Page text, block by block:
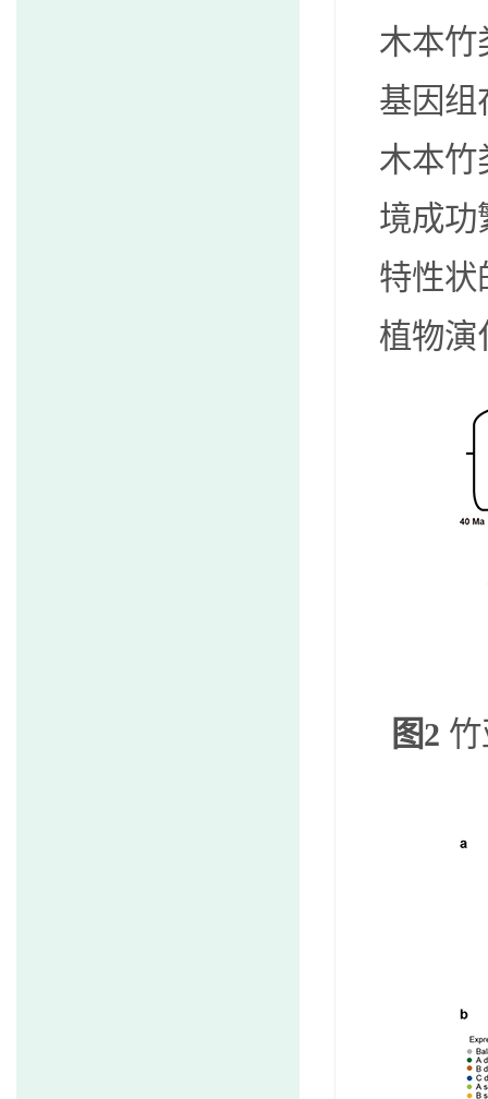
木本竹
基因组
木本竹
境成功
特性状
植物演
图2